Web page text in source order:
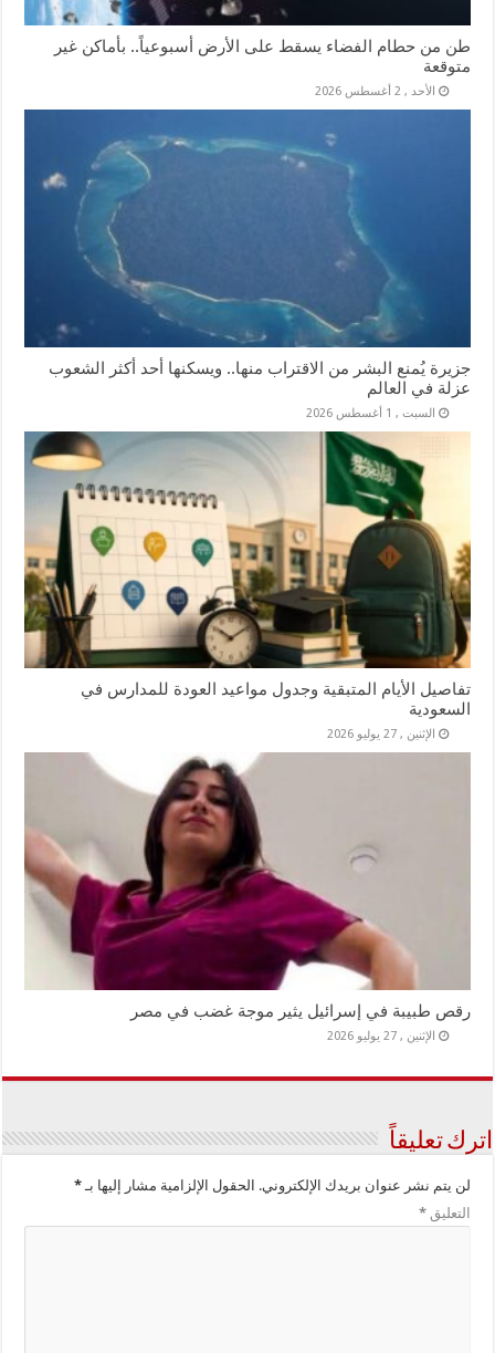
طن من حطام الفضاء يسقط على الأرض أسبوعياً.. بأماكن غير
متوقعة
الأحد , 2 أغسطس 2026
جزيرة يُمنع البشر من الاقتراب منها.. ويسكنها أحد أكثر الشعوب
عزلة في العالم
السبت , 1 أغسطس 2026
تفاصيل الأيام المتبقية وجدول مواعيد العودة للمدارس في
السعودية
الإثنين , 27 يوليو 2026
رقص طبيبة في إسرائيل يثير موجة غضب في مصر
الإثنين , 27 يوليو 2026
اترك تعليقاً
لن يتم نشر عنوان بريدك الإلكتروني. الحقول الإلزامية مشار إليها بـ*
التعليق*